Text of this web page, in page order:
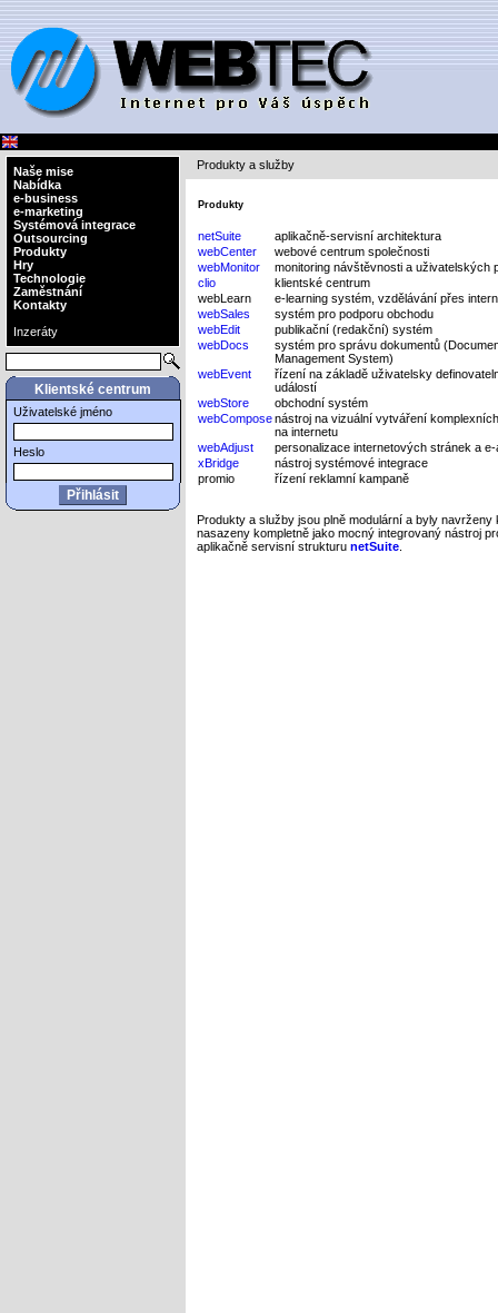
Naše mise
Nabídka
e-business
e-marketing
Systémová integrace
Outsourcing
Produkty
Hry
Technologie
Zaměstnání
Kontakty
Inzeráty
Klientské centrum
Uživatelské jméno
Heslo
Produkty a služby
Produkty
netSuite
aplikačně-servisní architektura
webCenter
webové centrum společnosti
webMonitor
monitoring návštěvnosti a uživatelských
clio
klientské centrum
webLearn
e-learning systém, vzdělávání přes
webSales
systém pro podporu obchodu
webEdit
publikační (redakční) systém
webDocs
systém pro správu dokumentů
Management System)
webEvent
řízení na základě uživatelsky
událostí
webStore
obchodní systém
webComposenástroj na vizuální vytváření
na internetu
webAdjust
personalizace internetových stránek a
xBridge
nástroj systémové integrace
promio
řízení reklamní kampaně
Produkty a služby jsou plně modulární a byly
nasazeny kompletně jako mocný integrovaný nástroj
aplikačně servisní strukturu netSuite